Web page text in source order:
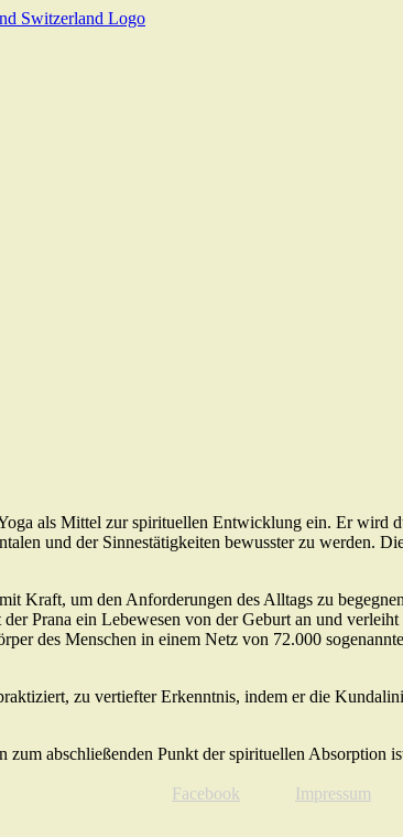
als Mittel zur spirituellen Entwicklung ein. Er wird
und der Sinnestätigkeiten bewusster zu werden.
um den Anforderungen des Alltags zu
Prana ein Lebewesen von der Geburt an und
des Menschen in einem Netz von 72.000
zu vertiefter Erkenntnis, indem er die
abschließenden Punkt der spirituellen Absorption
Facebook Impressum